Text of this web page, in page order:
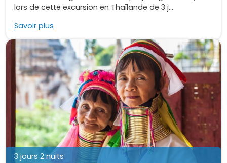
lors de cette excursion en Thaïlande de 3 j...
Savoir plus
3 jours 2 nuits